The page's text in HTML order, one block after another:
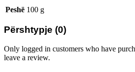
Peshë 100 g
Përshtypje (0)
Only logged in customers who have
leave a review.